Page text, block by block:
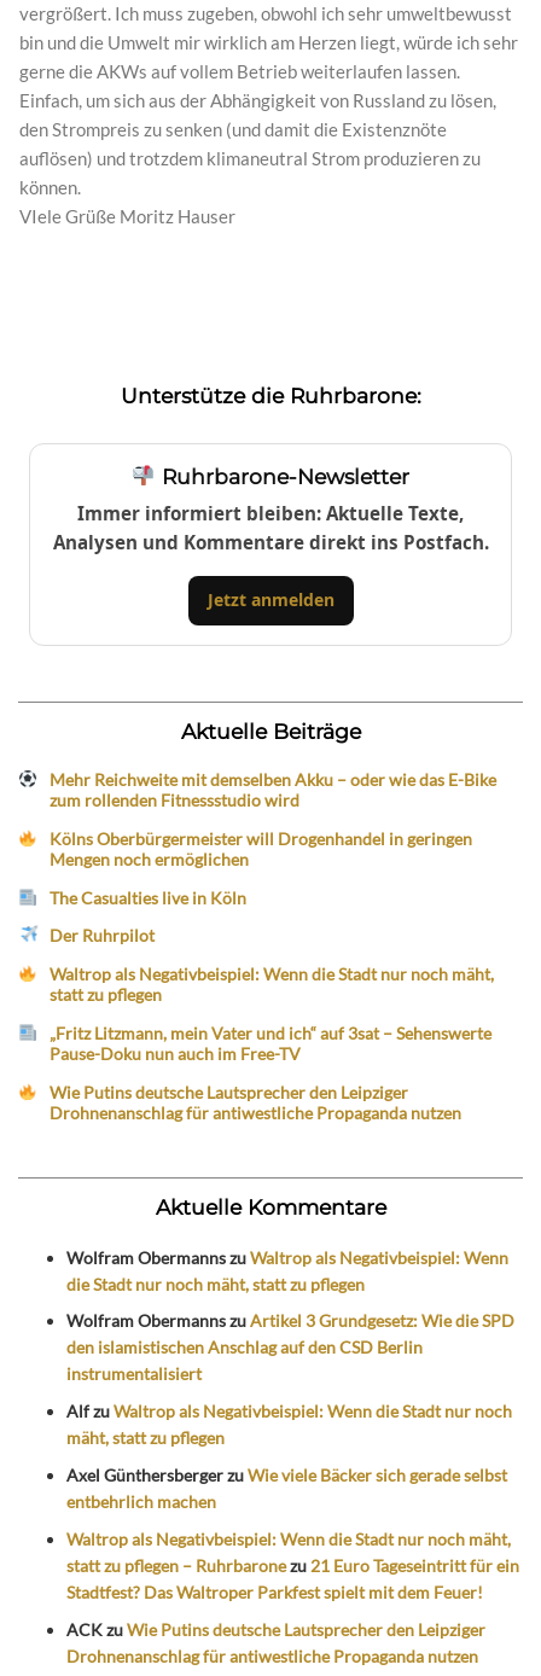
vergrößert. Ich muss zugeben, obwohl ich sehr umweltbewusst
bin und die Umwelt mir wirklich am Herzen liegt, würde ich sehr
gerne die AKWs auf vollem Betrieb weiterlaufen lassen.
Einfach, um sich aus der Abhängigkeit von Russland zu lösen,
den Strompreis zu senken (und damit die Existenznöte
auflösen) und trotzdem klimaneutral Strom produzieren zu
können.
VIele Grüße Moritz Hauser
Unterstütze die Ruhrbarone:
Ruhrbarone-Newsletter
Immer informiert bleiben: Aktuelle Texte,
Analysen und Kommentare direkt ins Postfach.
Jetzt anmelden
Aktuelle Beiträge
Mehr Reichweite mit demselben Akku – oder wie das E-Bike
zum rollenden Fitnessstudio wird
Kölns Oberbürgermeister will Drogenhandel in geringen
Mengen noch ermöglichen
The Casualties live in Köln
Der Ruhrpilot
Waltrop als Negativbeispiel: Wenn die Stadt nur noch mäht,
statt zu pflegen
„Fritz Litzmann, mein Vater und ich“ auf 3sat – Sehenswerte
Pause-Doku nun auch im Free-TV
Wie Putins deutsche Lautsprecher den Leipziger
Drohnenanschlag für antiwestliche Propaganda nutzen
Aktuelle Kommentare
Wolfram ObermannszuWaltrop als Negativbeispiel: Wenn
die Stadt nur noch mäht, statt zu pflegen
Wolfram ObermannszuArtikel 3 Grundgesetz: Wie die SPD
den islamistischen Anschlag auf den CSD Berlin
instrumentalisiert
AlfzuWaltrop als Negativbeispiel: Wenn die Stadt nur noch
mäht, statt zu pflegen
Axel GünthersbergerzuWie viele Bäcker sich gerade selbst
entbehrlich machen
Waltrop als Negativbeispiel: Wenn die Stadt nur noch mäht,
statt zu pflegen – Ruhrbaronezu 21 Euro Tageseintritt für ein
Stadtfest? Das Waltroper Parkfest spielt mit dem Feuer!
ACKzuWie Putins deutsche Lautsprecher den Leipziger
Drohnenanschlag für antiwestliche Propaganda nutzen